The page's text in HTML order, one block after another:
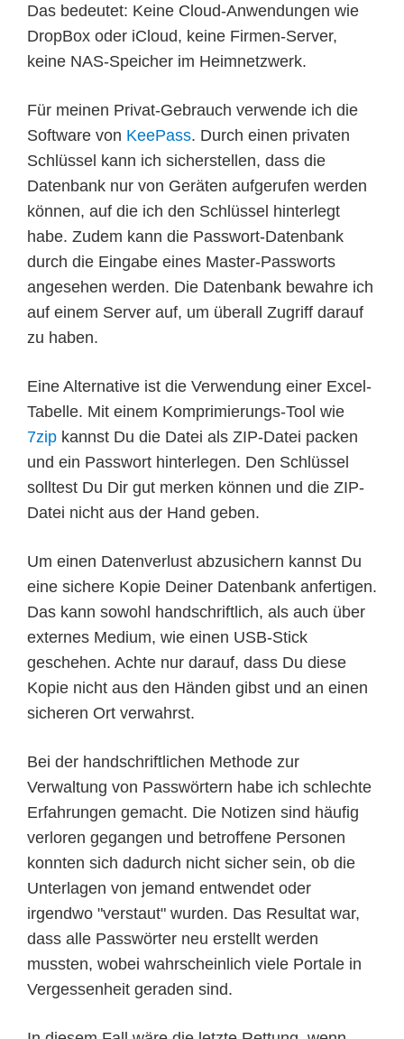
Das bedeutet: Keine Cloud-Anwendungen wie
DropBox oder iCloud, keine Firmen-Server,
keine NAS-Speicher im Heimnetzwerk.
Für meinen Privat-Gebrauch verwende ich die
Software von KeePass. Durch einen privaten
Schlüssel kann ich sicherstellen, dass die
Datenbank nur von Geräten aufgerufen werden
können, auf die ich den Schlüssel hinterlegt
habe. Zudem kann die Passwort-Datenbank
durch die Eingabe eines Master-Passworts
angesehen werden. Die Datenbank bewahre ich
auf einem Server auf, um überall Zugriff darauf
zu haben.
Eine Alternative ist die Verwendung einer Excel-
Tabelle. Mit einem Komprimierungs-Tool wie
7zip kannst Du die Datei als ZIP-Datei packen
und ein Passwort hinterlegen. Den Schlüssel
solltest Du Dir gut merken können und die ZIP-
Datei nicht aus der Hand geben.
Um einen Datenverlust abzusichern kannst Du
eine sichere Kopie Deiner Datenbank anfertigen.
Das kann sowohl handschriftlich, als auch über
externes Medium, wie einen USB-Stick
geschehen. Achte nur darauf, dass Du diese
Kopie nicht aus den Händen gibst und an einen
sicheren Ort verwahrst.
Bei der handschriftlichen Methode zur
Verwaltung von Passwörtern habe ich schlechte
Erfahrungen gemacht. Die Notizen sind häufig
verloren gegangen und betroffene Personen
konnten sich dadurch nicht sicher sein, ob die
Unterlagen von jemand entwendet oder
irgendwo "verstaut" wurden. Das Resultat war,
dass alle Passwörter neu erstellt werden
mussten, wobei wahrscheinlich viele Portale in
Vergessenheit geraden sind.